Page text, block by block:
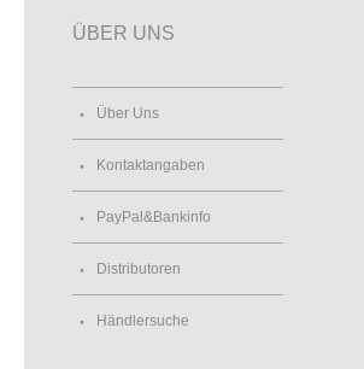
ÜBER UNS
Über Uns
Kontaktangaben
PayPal&Bankinfo
Distributoren
Händlersuche